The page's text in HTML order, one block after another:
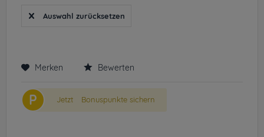
Auswahl zurücksetzen
Merken Bewerten
P Jetzt Bonuspunkte sichern